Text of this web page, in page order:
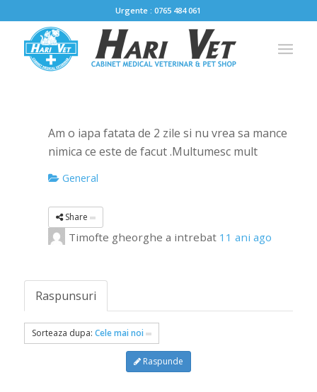
Urgente : 0765 484 061
Am o iapa fatata de 2 zile si nu vrea sa mance
nimica ce este de facut .Multumesc mult
General
Share
Timofte gheorghe a intrebat 11 ani ago
Raspunsuri
Sorteaza dupa: Cele mai noi
Raspunde